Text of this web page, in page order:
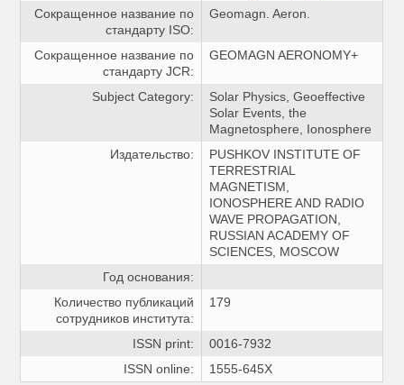
Сокращенное название по
стандарту ISO:
Geomagn. Aeron.
Сокращенное название по
стандарту JCR:
GEOMAGN AERONOMY+
Subject Category:
Solar Physics, Geoeffective
Solar Events, the
Magnetosphere, Ionosphere
Издательство:
PUSHKOV INSTITUTE OF
TERRESTRIAL
MAGNETISM,
IONOSPHERE AND RADIO
WAVE PROPAGATION,
RUSSIAN ACADEMY OF
SCIENCES, MOSCOW
Год основания:
Количество публикаций
сотрудников института:
179
ISSN print:
0016-7932
ISSN online:
1555-645X